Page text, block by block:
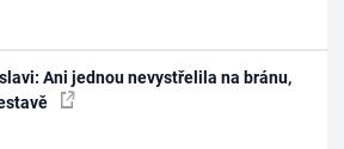
Ani jednou nevystřelila na bránu,